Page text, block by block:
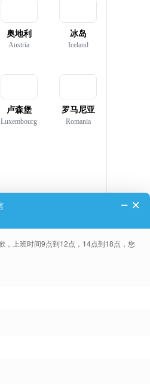
奥地利
Austria
冰岛
Iceland
卢森堡
Luxembourg
罗马尼亚
Romania